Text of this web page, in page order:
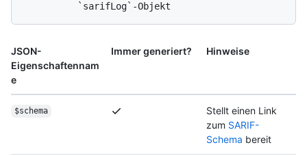
JSON-
Eigenschaftennam
e
Immer generiert? Hinweise
$schema
Stellt einen Link
zum SARIF-
Schema bereit